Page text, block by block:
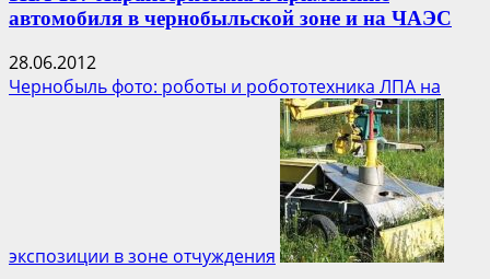
автомобиля в чернобыльской зоне и на ЧАЭС
28.06.2012
Чернобыль фото: роботы и робототехника ЛПА на
экспозиции в зоне отчуждения